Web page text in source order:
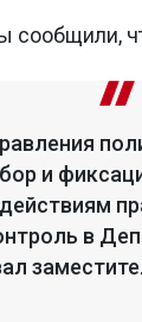
сообщили,
и
в